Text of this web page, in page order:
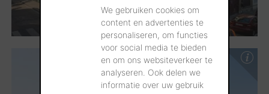
We gebruiken cookies om
content en advertenties te
personaliseren, om functies
voor social media te bieden
en om ons websiteverkeer te
analyseren. Ook delen we
informatie over uw gebruik